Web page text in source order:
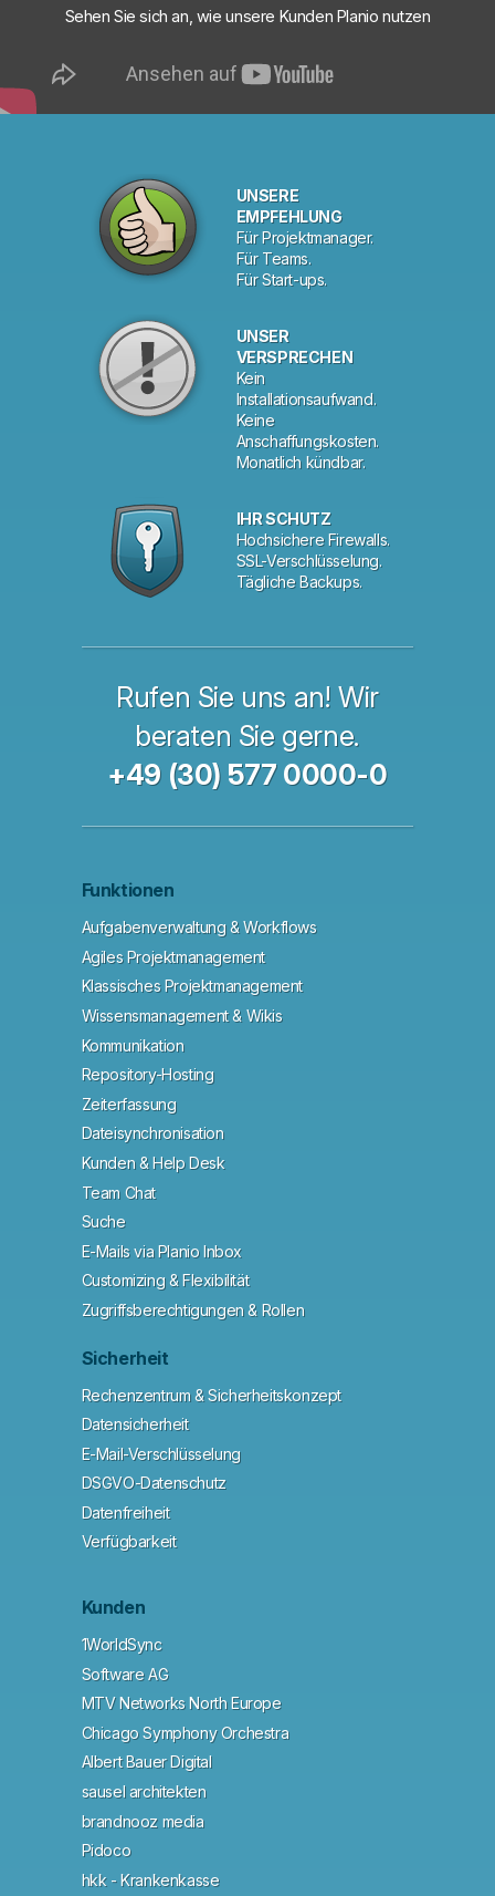
Sehen Sie sich an, wie unsere Kunden Planio nutzen
UNSERE
EMPFEHLUNG
Für Projektmanager.
Für Teams.
Für Start-ups.
UNSER
VERSPRECHEN
Kein
Installationsaufwand.
Keine
Anschaffungskosten.
Monatlich kündbar.
IHR SCHUTZ
Hochsichere Firewalls.
SSL-Verschlüsselung.
Tägliche Backups.
Rufen Sie uns an! Wir
beraten Sie gerne.
+49 (30) 577 0000-0
Funktionen
Aufgabenverwaltung & Workflows
Agiles Projektmanagement
Klassisches Projektmanagement
Wissensmanagement & Wikis
Kommunikation
Repository-Hosting
Zeiterfassung
Dateisynchronisation
Kunden & Help Desk
Team Chat
Suche
E-Mails via Planio Inbox
Customizing & Flexibilität
Zugriffsberechtigungen & Rollen
Sicherheit
Rechenzentrum & Sicherheitskonzept
Datensicherheit
E-Mail-Verschlüsselung
DSGVO-Datenschutz
Datenfreiheit
Verfügbarkeit
Kunden
1WorldSync
Software AG
MTV Networks North Europe
Chicago Symphony Orchestra
Albert Bauer Digital
sausel architekten
brandnooz media
Pidoco
hkk - Krankenkasse